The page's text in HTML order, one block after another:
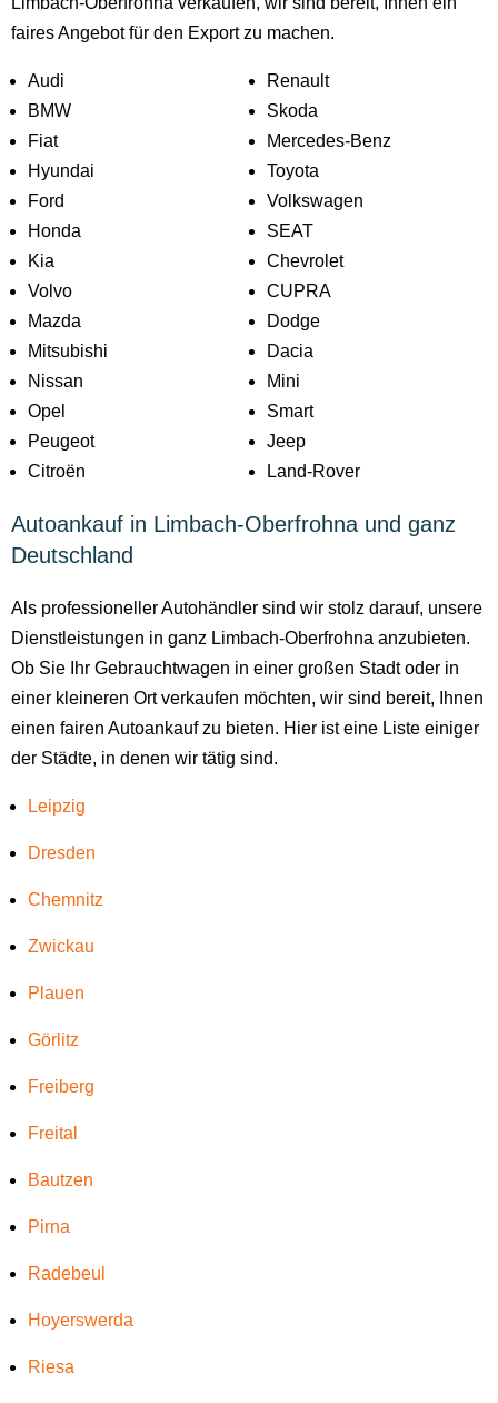
faires Angebot für den Export zu machen.
Audi
BMW
Fiat
Hyundai
Ford
Honda
Kia
Volvo
Mazda
Mitsubishi
Nissan
Opel
Peugeot
Citroën
Renault
Skoda
Mercedes-Benz
Toyota
Volkswagen
SEAT
Chevrolet
CUPRA
Dodge
Dacia
Mini
Smart
Jeep
Land-Rover
Autoankauf in Limbach-Oberfrohna und ganz
Deutschland
Als professioneller Autohändler sind wir stolz darauf, unsere
Dienstleistungen in ganz Limbach-Oberfrohna anzubieten.
Ob Sie Ihr Gebrauchtwagen in einer großen Stadt oder in
einer kleineren Ort verkaufen möchten, wir sind bereit, Ihnen
einen fairen Autoankauf zu bieten. Hier ist eine Liste einiger
der Städte, in denen wir tätig sind.
Leipzig
Dresden
Chemnitz
Zwickau
Plauen
Görlitz
Freiberg
Freital
Bautzen
Pirna
Radebeul
Hoyerswerda
Riesa